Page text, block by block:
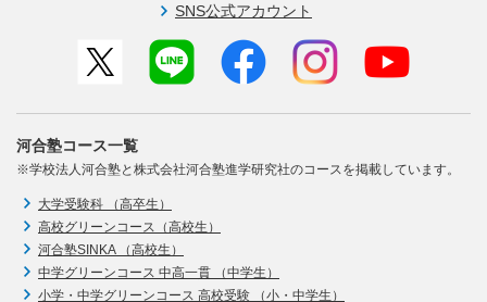
SNS公式アカウント
河合塾コース一覧
※学校法人河合塾と株式会社河合塾進学研究社のコースを掲載しています。
大学受験科 （高卒生）
高校グリーンコース（高校生）
河合塾SINKA （高校生）
中学グリーンコース 中高一貫 （中学生）
小学・中学グリーンコース 高校受験 （小・中学生）